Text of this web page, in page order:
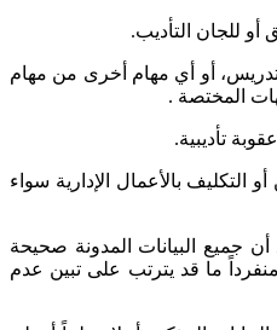
أو للجان التأديب.
أو أي مهام أخرى من مهام
المختصة .
تأديبية.
التكليف بالأعمال الإدارية سواء
أن جميع البيانات المدونة صحيحة
ما قد يترتب على تبين عدم